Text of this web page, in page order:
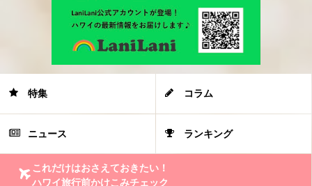
特集 コラム
ニュース ランキング
これだけはおさえておきたい！
ハワイ旅行前かけこみチェック